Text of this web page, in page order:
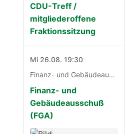
CDU-Treff /
mitgliederoffene
Fraktionssitzung
Mi 26.08. 19:30
Finanz- und Gebäudeausschuß
Finanz- und
Gebäudeausschuß
(FGA)